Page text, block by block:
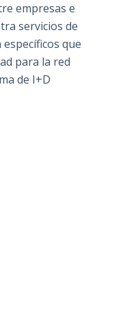
empresas e
servicios de
que
para la red
de I+D